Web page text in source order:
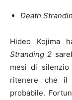
Death
Hideo Kojima
Stranding 2
mesi di silenzio
ritenere che il
probabile.